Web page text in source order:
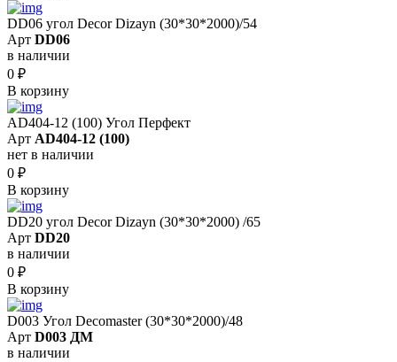
DD06 угол Decor Dizayn (30*30*2000)/54
Арт DD06
в наличии
0 ₽
В корзину
AD404-12 (100) Угол Перфект
Арт AD404-12 (100)
нет в наличии
0 ₽
В корзину
DD20 угол Decor Dizayn (30*30*2000) /65
Арт DD20
в наличии
0 ₽
В корзину
D003 Угол Decomaster (30*30*2000)/48
Арт D003 ДМ
в наличии